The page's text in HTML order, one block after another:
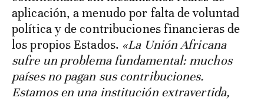
aplicación, a menudo por falta de voluntad
política y de contribuciones financieras de
los propios Estados. «La Unión Africana
sufre un problema fundamental: muchos
países no pagan sus contribuciones.
Estamos en una institución extravertida,